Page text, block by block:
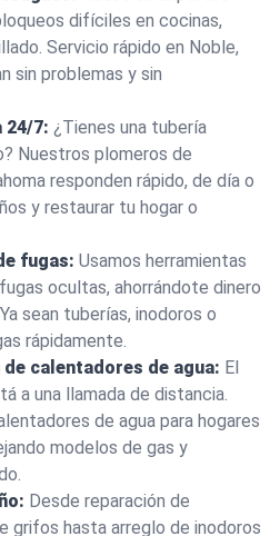
difíciles en cocinas,
Servicio rápido en Noble,
sin problemas y sin
24/7: ¿Tienes una tubería
Nuestros plomeros de
responden rápido, de día o
y restaurar tu hogar o
fugas: Usamos herramientas
ocultas, ahorrándote dinero
sean tuberías, inodoros o
rápidamente.
calentadores de agua: El
a una llamada de distancia.
de agua para hogares
modelos de gas y
Desde reparación de
grifos hasta arreglo de inodoros